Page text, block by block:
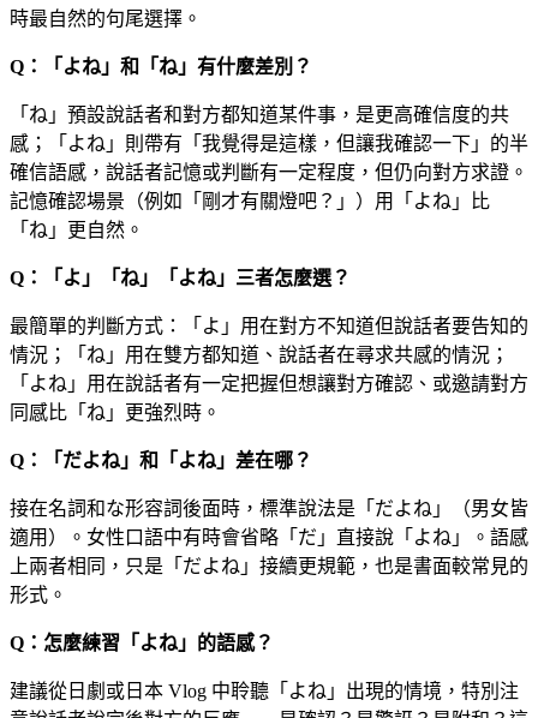
時最自然的句尾選擇。
Q：「よね」和「ね」有什麼差別？
「ね」預設說話者和對方都知道某件事，是更高確信度的共
感；「よね」則帶有「我覺得是這樣，但讓我確認一下」的半
確信語感，說話者記憶或判斷有一定程度，但仍向對方求證。
記憶確認場景（例如「剛才有關燈吧？」）用「よね」比
「ね」更自然。
Q：「よ」「ね」「よね」三者怎麼選？
最簡單的判斷方式：「よ」用在對方不知道但說話者要告知的
情況；「ね」用在雙方都知道、說話者在尋求共感的情況；
「よね」用在說話者有一定把握但想讓對方確認、或邀請對方
同感比「ね」更強烈時。
Q：「だよね」和「よね」差在哪？
接在名詞和な形容詞後面時，標準說法是「だよね」（男女皆
適用）。女性口語中有時會省略「だ」直接說「よね」。語感
上兩者相同，只是「だよね」接續更規範，也是書面較常見的
形式。
Q：怎麼練習「よね」的語感？
建議從日劇或日本 Vlog 中聆聽「よね」出現的情境，特別注